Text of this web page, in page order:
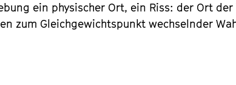
ein physischer Ort, ein Riss: der Ort
zum Gleichgewichtspunkt wechselnder